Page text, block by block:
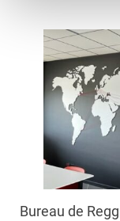
Bureau de